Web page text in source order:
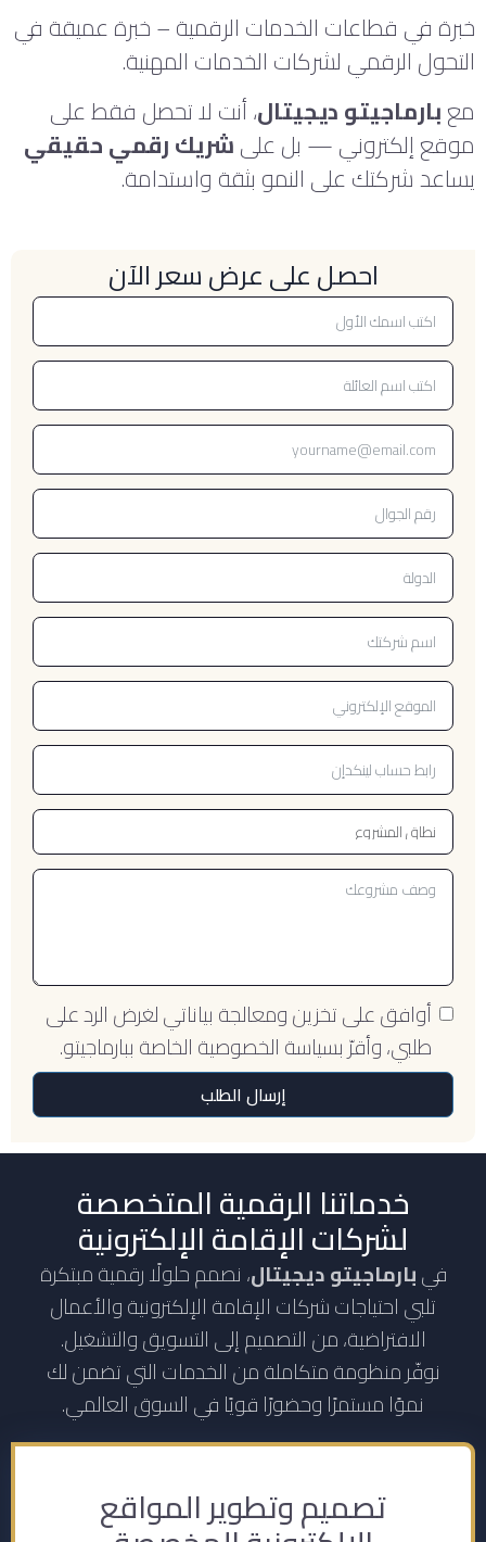
خبرة في قطاعات الخدمات الرقمية – خبرة عميقة في
التحول الرقمي لشركات الخدمات المهنية.
معبارماجيتو ديجيتال، أنت لا تحصل فقط على
موقع إلكتروني — بل علىشريك رقمي حقيقي
يساعد شركتك على النمو بثقة واستدامة.
احصل على عرض سعر الآن
أوافق على تخزين ومعالجة بياناتي لغرض الرد على
طلبي، وأقرّ بسياسة الخصوصية الخاصة ببارماجيتو.
إرسال الطلب
خدماتنا الرقمية المتخصصة
لشركات الإقامة الإلكترونية
فيبارماجيتو ديجيتال، نصمم حلولًا رقمية مبتكرة
تلبي احتياجات شركات الإقامة الإلكترونية والأعمال
الافتراضية، من التصميم إلى التسويق والتشغيل.
نوفّر منظومة متكاملة من الخدمات التي تضمن لك
نموًا مستمرًا وحضورًا قويًا في السوق العالمي.
تصميم وتطوير المواقع